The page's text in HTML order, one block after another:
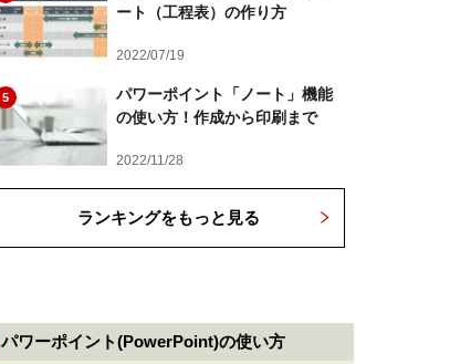
ート（工程表）の作り方
2022/07/19
5
パワーポイント「ノート」機能
の使い方！作成から印刷まで
2022/11/28
ランキングをもっと見る
パワーポイント(PowerPoint)の使い方